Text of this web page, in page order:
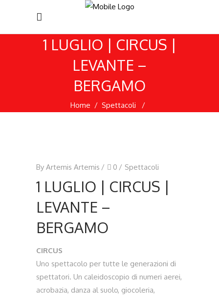
1 LUGLIO | CIRCUS |
LEVANTE –
BERGAMO
Home / Spettacoli
/
By Artemis Artemis 0 Spettacoli
1 LUGLIO | CIRCUS |
LEVANTE –
BERGAMO
CIRCUS
Uno spettacolo per tutte le generazioni di
spettatori. Un caleidoscopio di numeri aerei,
acrobazia, danza al suolo, giocoleria,